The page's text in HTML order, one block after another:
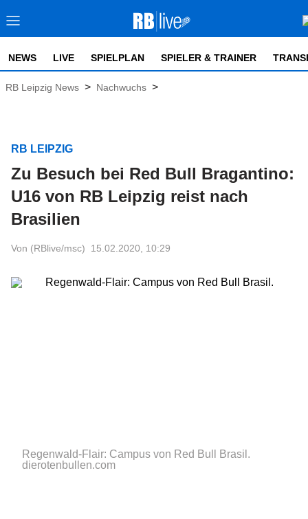
NEWS LIVE SPIELPLAN SPIELER & TRAINER
RB Leipzig News > Nachwuchs >
RB LEIPZIG
Zu Besuch bei Red Bull Bragantino:
U16 von RB Leipzig reist nach
Brasilien
Von (RBlive/msc) 15.02.2020, 10:29
Regenwald-Flair: Campus von Red Bull Brasil.
dierotenbullen.com